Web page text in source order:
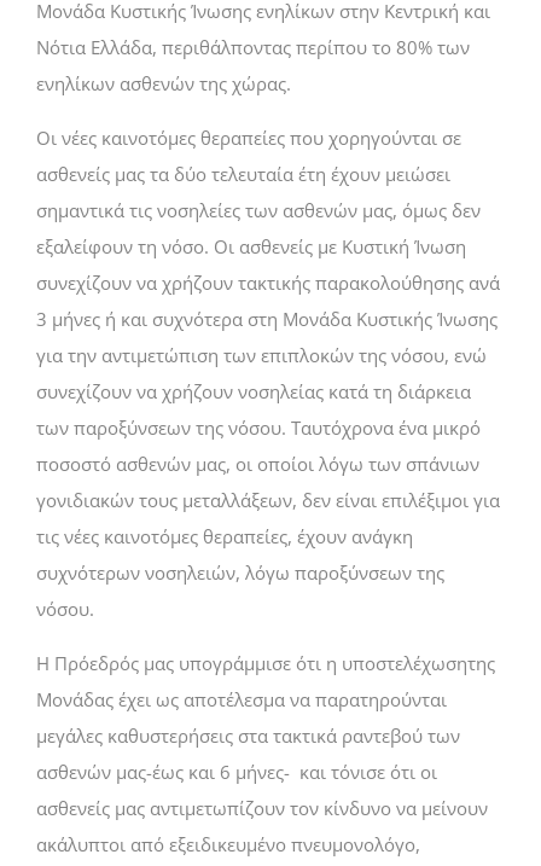
Μονάδα Κυστικής Ίνωσης ενηλίκων στην Κεντρική και
Νότια Ελλάδα, περιθάλποντας περίπου το 80% των
ενηλίκων ασθενών της χώρας.
Οι νέες καινοτόμες θεραπείες που χορηγούνται σε
ασθενείς μας τα δύο τελευταία έτη έχουν μειώσει
σημαντικά τις νοσηλείες των ασθενών μας, όμως δεν
εξαλείφουν τη νόσο. Οι ασθενείς με Κυστική Ίνωση
συνεχίζουν να χρήζουν τακτικής παρακολούθησης ανά
3 μήνες ή και συχνότερα στη Μονάδα Κυστικής Ίνωσης
για την αντιμετώπιση των επιπλοκών της νόσου, ενώ
συνεχίζουν να χρήζουν νοσηλείας κατά τη διάρκεια
των παροξύνσεων της νόσου. Ταυτόχρονα ένα μικρό
ποσοστό ασθενών μας, οι οποίοι λόγω των σπάνιων
γονιδιακών τους μεταλλάξεων, δεν είναι επιλέξιμοι για
τις νέες καινοτόμες θεραπείες, έχουν ανάγκη
συχνότερων νοσηλειών, λόγω παροξύνσεων της
νόσου.
Η Πρόεδρός μας υπογράμμισε ότι η υποστελέχωσητης
Μονάδας έχει ως αποτέλεσμα να παρατηρούνται
μεγάλες καθυστερήσεις στα τακτικά ραντεβού των
ασθενών μας-έως και 6 μήνες- και τόνισε ότι οι
ασθενείς μας αντιμετωπίζουν τον κίνδυνο να μείνουν
ακάλυπτοι από εξειδικευμένο πνευμονολόγο,